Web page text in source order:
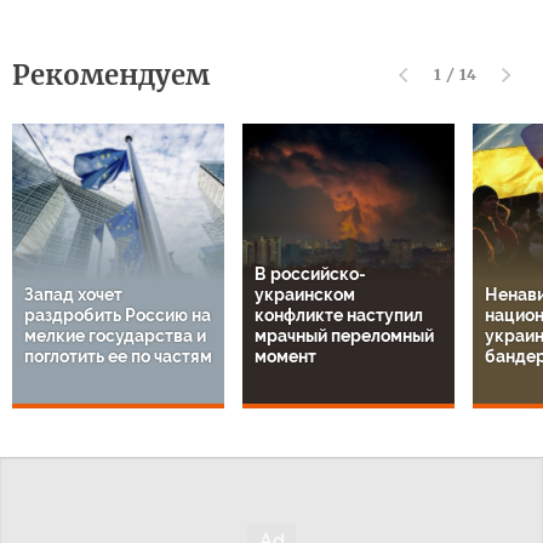
Рекомендуем 1 / 14
Запад хочет
раздробить Россию на
мелкие государства и
поглотить ее по частям
В российско-
украинском
конфликте наступил
мрачный переломный
момент